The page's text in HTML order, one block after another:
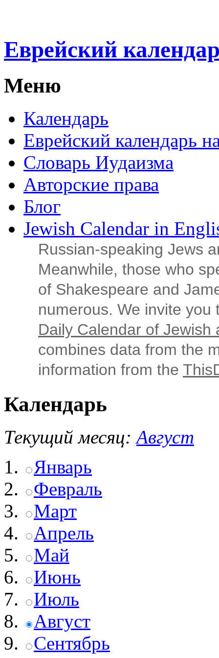
Еврейский
Меню
Календарь
Еврейский календарь
Словарь Иудаизма
Авторские права
Блог
Jewish Calendar in
Russian‑speaking Jews
Meanwhile, those who
of Shakespeare and
numerous. We invite
Daily Calendar of Jewish
combines data from the
information from the
Календарь
Текущий месяц: Август
Январь
Февраль
Март
Апрель
Май
Июнь
Июль
Август
Сентябрь